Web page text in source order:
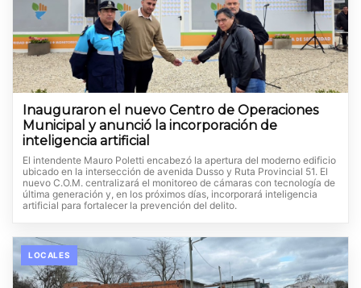
Inauguraron el nuevo Centro de Operaciones
Municipal y anunció la incorporación de
inteligencia artificial
El intendente Mauro Poletti encabezó la apertura del moderno edificio
ubicado en la intersección de avenida Dusso y Ruta Provincial 51. El
nuevo C.O.M. centralizará el monitoreo de cámaras con tecnología de
última generación y, en los próximos días, incorporará inteligencia
artificial para fortalecer la prevención del delito.
LOCALES